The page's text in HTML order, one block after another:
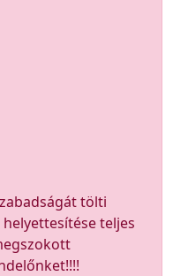
tölti
teljes